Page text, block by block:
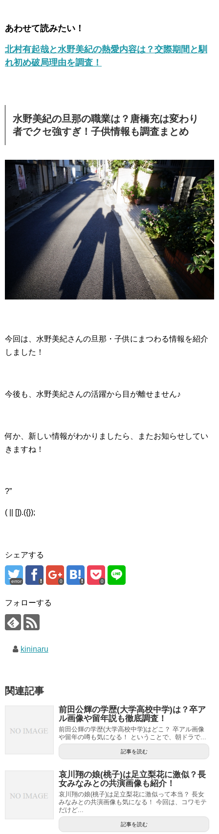
あわせて読みたい！
北村有起哉と水野美紀の熱愛内容は？交際期間と馴
れ初め破局理由を調査！
水野美紀の旦那の職業は？唐橋充は変わり
者でクセ強すぎ！子供情報も調査まとめ
今回は、水野美紀さんの旦那・子供にまつわる情報を紹介
しました！
今後も、水野美紀さんの活躍から目が離せません♪
何か、新しい情報がわかりましたら、またお知らせしてい
きますね！
?”
( || []).({});
シェアする
error 0 0
フォローする
kininaru
関連記事
前田公輝の学歴(大学高校中学)は？卒ア
ル画像や留年説も徹底調査！
前田公輝の学歴(大学高校中学)はどこ？ 卒アル画像
や留年の噂も気になる！ ということで、朝ドラで...
記事を読む
哀川翔の娘(桃子)は足立梨花に激似？長
女みなみとの共演画像も紹介！
哀川翔の娘(桃子)は足立梨花に激似って本当？ 長女
みなみとの共演画像も気になる！ 今回は、コワモテ
だけど...
記事を読む